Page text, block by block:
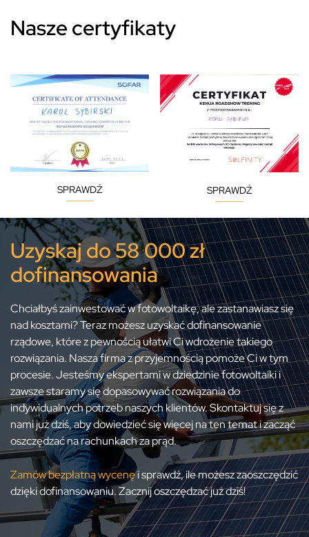
Nasze certyfikaty
SPRAWDŹ SPRAWDŹ
Uzyskaj do 58 000 zł
dofinansowania
Chciałbyś zainwestować w fotowoltaikę, ale zastanawiasz się
nad kosztami? Teraz możesz uzyskać dofinansowanie
rządowe, które z pewnością ułatwi Ci wdrożenie takiego
rozwiązania. Nasza firma z przyjemnością pomoże Ci w tym
procesie. Jesteśmy ekspertami w dziedzinie fotowoltaiki i
zawsze staramy się dopasowywać rozwiązania do
indywidualnych potrzeb naszych klientów. Skontaktuj się z
nami już dziś, aby dowiedzieć się więcej na ten temat i zacząć
oszczędzać na rachunkach za prąd.
Zamów bezpłatną wycenęi sprawdź, ile możesz zaoszczędzić
dzięki dofinansowaniu. Zacznij oszczędzać już dziś!